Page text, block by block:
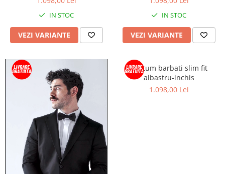
IN STOC
VEZI VARIANTE
IN STOC
VEZI VARIANTE
Costum barbati slim fit
albastru-inchis
1.098,00 Lei